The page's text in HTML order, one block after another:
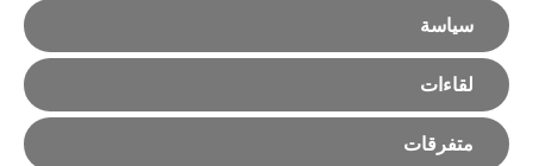
سياسة
لقاءات
متفرقات